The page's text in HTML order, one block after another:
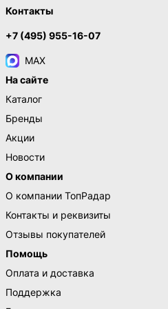
Контакты
+7 (495) 955-16-07
MAX
На сайте
Каталог
Бренды
Акции
Новости
О компании
О компании ТопРадар
Контакты и реквизиты
Отзывы покупателей
Помощь
Оплата и доставка
Поддержка